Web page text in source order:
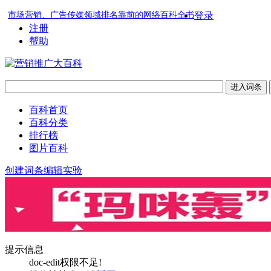
市场营销、广告传媒领域排名靠前的网络百科全书登录
注册
帮助
百科首页
百科分类
排行榜
图片百科
创建词条编辑实验
提示信息
doc-edit权限不足!